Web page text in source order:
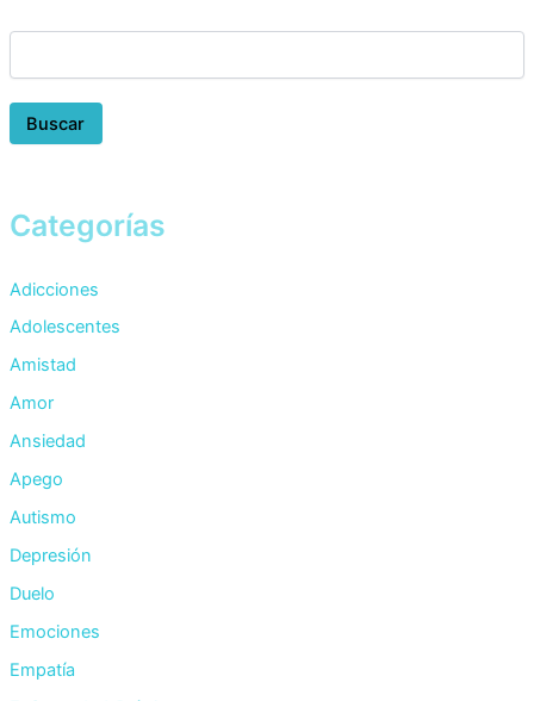
Buscar
Categorías
Adicciones
Adolescentes
Amistad
Amor
Ansiedad
Apego
Autismo
Depresión
Duelo
Emociones
Empatía